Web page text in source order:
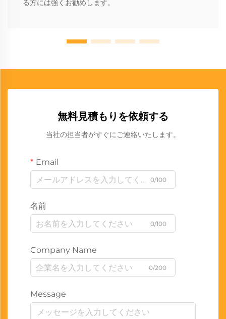
る方には強くお勧めします。
無料見積もりを依頼する
当社の担当者がすぐにご連絡いたします。
Email
0/100
名前
0/100
Company Name
0/200
Message